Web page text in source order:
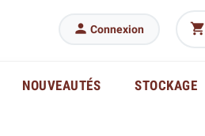
 Connexion 
NOUVEAUTÉS STOCKAGE